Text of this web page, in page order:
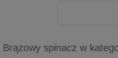
Brązowy spinacz w